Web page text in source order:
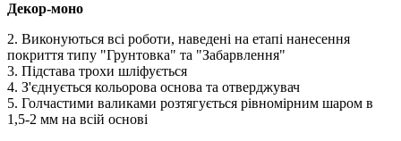
Декор-моно
2. Виконуються всі роботи, наведені на етапі нанесення
покриття типу "Грунтовка" та "Забарвлення"
3. Підстава трохи шліфується
4. З'єднується кольорова основа та отверджувач
5. Голчастими валиками розтягується рівномірним шаром в
1,5-2 мм на всій основі